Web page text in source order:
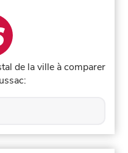
de la ville à comparer